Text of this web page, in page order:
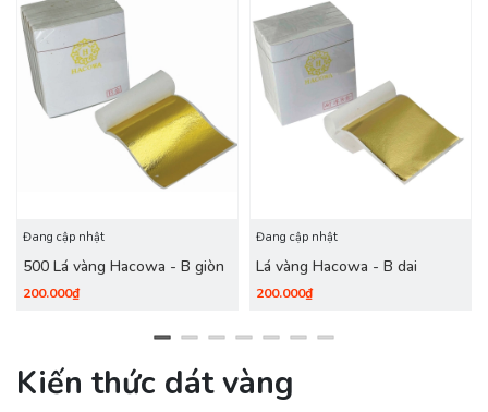
Đang cập nhật
500 Lá vàng Hacowa - B giòn
200.000₫
Đang cập nhật
Lá vàng Hacowa - B dai
200.000₫
Kiến thức dát vàng